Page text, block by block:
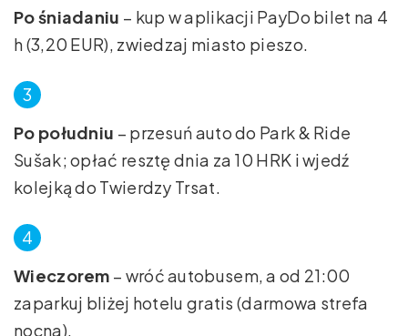
Po śniadaniu – kup w aplikacji PayDo bilet na 4
h (3,20 EUR), zwiedzaj miasto pieszo.
Po południu – przesuń auto do Park & Ride
Sušak; opłać resztę dnia za 10 HRK i wjedź
kolejką do Twierdzy Trsat.
Wieczorem – wróć autobusem, a od 21:00
zaparkuj bliżej hotelu gratis (darmowa strefa
nocna).